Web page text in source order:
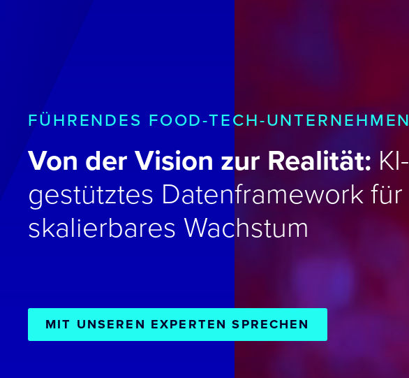
FÜHRENDES FOOD-TECH-UNTERNEHMEN
Von der Vision zur Realität: KI-
gestütztes Datenframework für
skalierbares Wachstum
MIT UNSEREN EXPERTEN SPRECHEN